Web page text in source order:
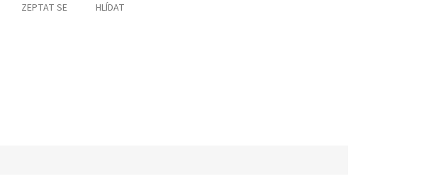
ZEPTAT SE HLÍDAT